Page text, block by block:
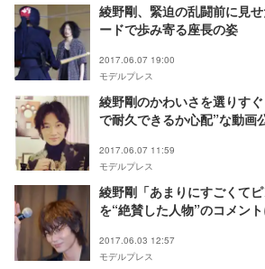
綾野剛、緊迫の乱闘前に見
ードで歩み寄る座長の姿
2017.06.07 19:00
モデルプレス
綾野剛のかわいさを選りす
で耐久できるか心配”な動画
2017.06.07 11:59
モデルプレス
綾野剛「あまりにすごくて
を“絶賛した人物”のコメン
2017.06.03 12:57
モデルプレス